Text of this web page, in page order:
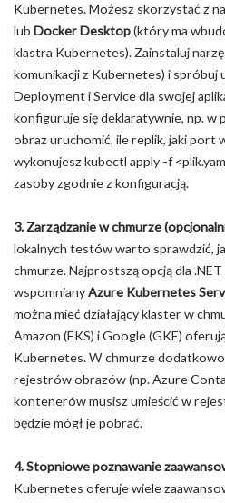
Kubernetes. Możesz skorzystać z
lub Docker Desktop(który ma
klastra Kubernetes). Zainstaluj
komunikacji z Kubernetes) i
Deployment i Service dla swojej
konfiguruje się deklaratywnie, np. w
obraz uruchomić, ile replik, jaki port
wykonujesz kubectl apply -f
zasoby zgodnie z konfiguracją.
3. Zarządzanie w chmurze
lokalnych testów warto sprawdzić,
chmurze. Najprostszą opcją dla
wspomnianyAzure Kubernetes
można mieć działający klaster w
Amazon (EKS) i Google (GKE)
Kubernetes. W chmurze
rejestrów obrazów (np. Azure
kontenerów musisz umieścić w
będzie mógł je pobrać.
4. Stopniowe poznawanie
Kubernetes oferuje wiele